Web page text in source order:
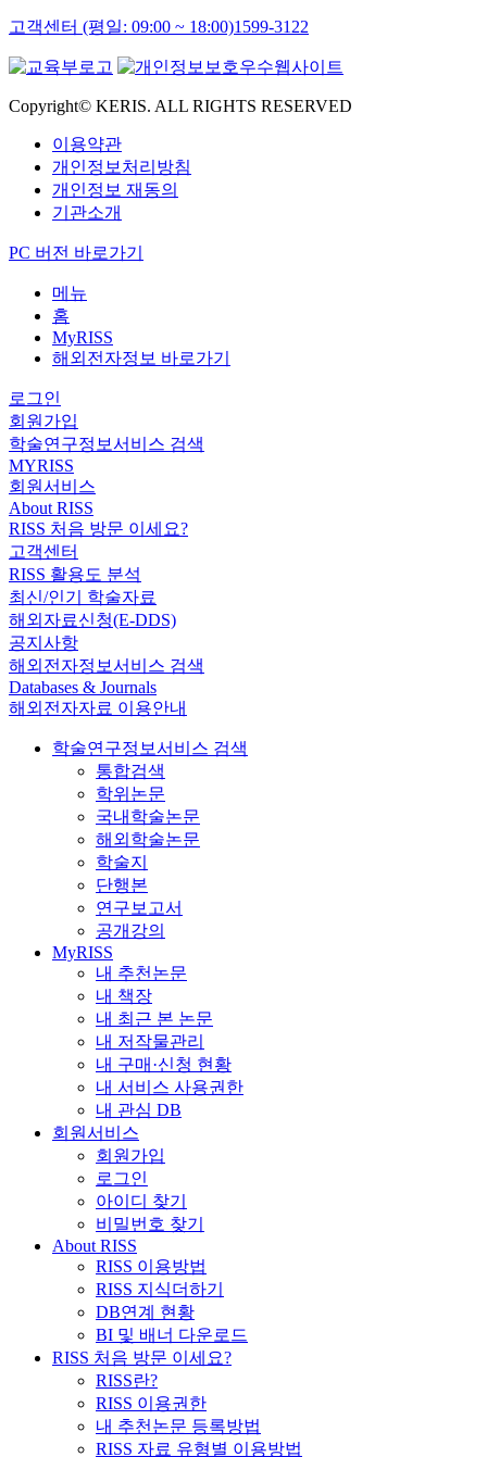
고객센터 (평일: 09:00 ~ 18:00)1599-3122
Copyright© KERIS. ALL RIGHTS RESERVED
이용약관
개인정보처리방침
개인정보 재동의
기관소개
PC 버전 바로가기
메뉴
홈
MyRISS
해외전자정보 바로가기
로그인
회원가입
학술연구정보서비스 검색
MYRISS
회원서비스
About RISS
RISS 처음 방문 이세요?
고객센터
RISS 활용도 분석
최신/인기 학술자료
해외자료신청(E-DDS)
공지사항
해외전자정보서비스 검색
Databases & Journals
해외전자자료 이용안내
학술연구정보서비스 검색
통합검색
학위논문
국내학술논문
해외학술논문
학술지
단행본
연구보고서
공개강의
MyRISS
내 추천논문
내 책장
내 최근 본 논문
내 저작물관리
내 구매·신청 현황
내 서비스 사용권한
내 관심 DB
회원서비스
회원가입
로그인
아이디 찾기
비밀번호 찾기
About RISS
RISS 이용방법
RISS 지식더하기
DB연계 현황
BI 및 배너 다운로드
RISS 처음 방문 이세요?
RISS란?
RISS 이용권한
내 추천논문 등록방법
RISS 자료 유형별 이용방법